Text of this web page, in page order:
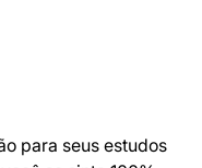
para seus estudos